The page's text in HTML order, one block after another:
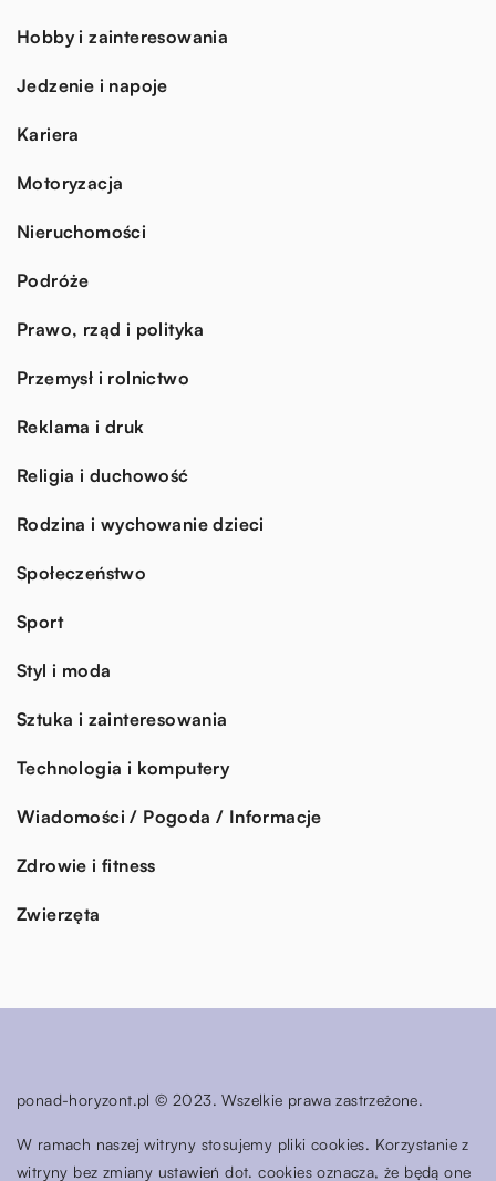
Hobby i zainteresowania
Jedzenie i napoje
Kariera
Motoryzacja
Nieruchomości
Podróże
Prawo, rząd i polityka
Przemysł i rolnictwo
Reklama i druk
Religia i duchowość
Rodzina i wychowanie dzieci
Społeczeństwo
Sport
Styl i moda
Sztuka i zainteresowania
Technologia i komputery
Wiadomości / Pogoda / Informacje
Zdrowie i fitness
Zwierzęta
ponad-horyzont.pl © 2023. Wszelkie prawa zastrzeżone.
W ramach naszej witryny stosujemy pliki cookies. Korzystanie z
witryny bez zmiany ustawień dot. cookies oznacza, że będą one